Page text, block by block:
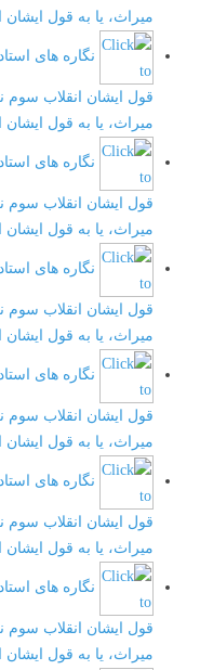
میراث، یا به قول
نگاره های
قول ایشان انقلاب سوم
میراث، یا به قول
نگاره های
قول ایشان انقلاب سوم
میراث، یا به قول
نگاره های
قول ایشان انقلاب سوم
میراث، یا به قول
نگاره های
قول ایشان انقلاب سوم
میراث، یا به قول
نگاره های
قول ایشان انقلاب سوم
میراث، یا به قول
نگاره های
قول ایشان انقلاب سوم
میراث، یا به قول